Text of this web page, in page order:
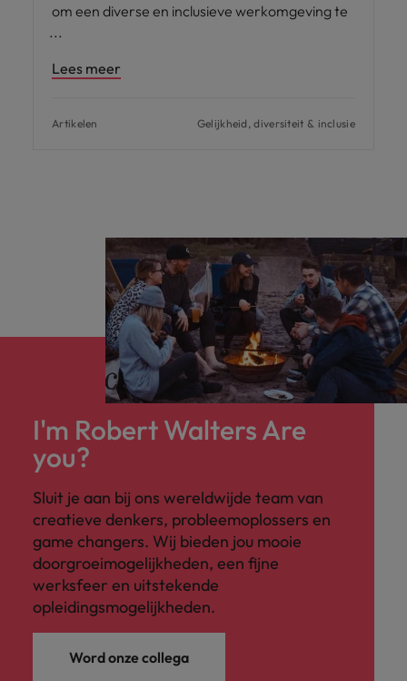
om een diverse en inclusieve werkomgeving te
Lees meer
Artikelen Gelijkheid, diversiteit & inclusie
I'm Robert Walters Are
you?
Sluit je aan bij ons wereldwijde team van
creatieve denkers, probleemoplossers en
game changers. Wij bieden jou mooie
doorgroeimogelijkheden, een fijne
werksfeer en uitstekende
opleidingsmogelijkheden.
Word onze collega